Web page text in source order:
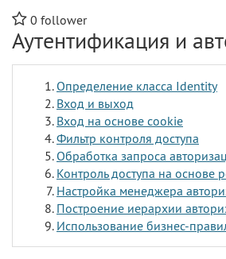
0 follower
Аутентификация и
Определение класса Identity
Вход и выход
Вход на основе cookie
Фильтр контроля доступа
Обработка запроса
Контроль доступа на основе
Настройка менеджера
Построение иерархии
Использование бизнес-